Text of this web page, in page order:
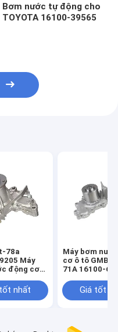
Bơm nước tự động cho
TOYOTA 16100-39565
78a
Máy
động cơ
nhất
Máy bơm
cơ ô tô GMB
71A 16100-
Giá tốt